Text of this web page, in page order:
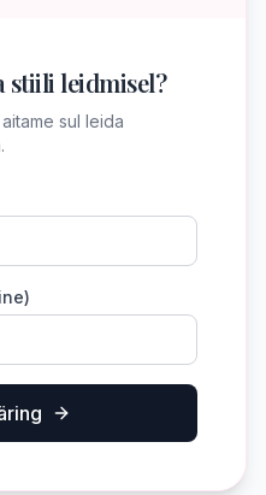
stiili leidmisel?
sul leida